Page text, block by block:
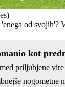
od svojih'?
kot
priljubjene
nogometne